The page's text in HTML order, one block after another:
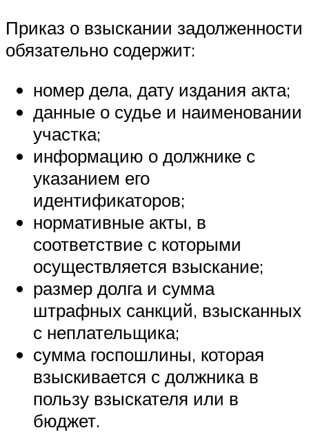
Приказ о взыскании задолженности
обязательно содержит:
номер дела, дату издания акта;
данные о судье и наименовании
участка;
информацию о должнике с
указанием его
идентификаторов;
нормативные акты, в
соответствие с которыми
осуществляется взыскание;
размер долга и сумма
штрафных санкций, взысканных
с неплательщика;
сумма госпошлины, которая
взыскивается с должника в
пользу взыскателя или в
бюджет.